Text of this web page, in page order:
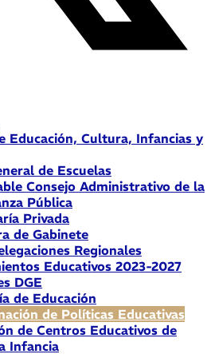
Educación, Cultura, Infancias y
de Escuelas
Consejo Administrativo de la
Pública
Privada
de Gabinete
Regionales
Educativos 2023-2027
DGE
de Educación
de Políticas Educativas
de Centros Educativos de
Infancia